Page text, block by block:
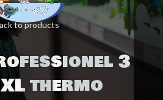
to products
3
thermo